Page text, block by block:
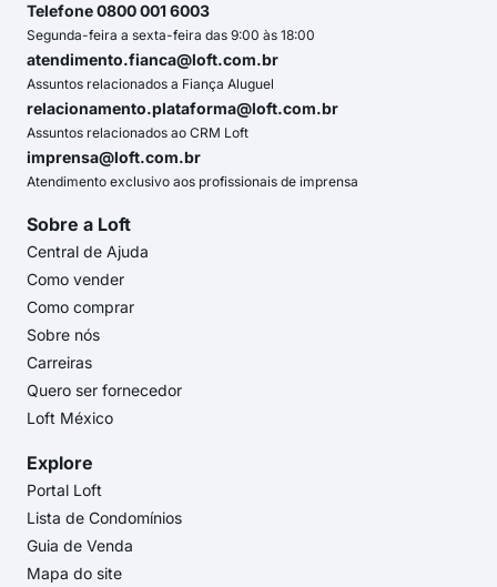
Telefone 0800 001 6003
Segunda-feira a sexta-feira das 9:00 às 18:00
atendimento.fianca@loft.com.br
Assuntos relacionados a Fiança Aluguel
relacionamento.plataforma@loft.com.br
Assuntos relacionados ao CRM Loft
imprensa@loft.com.br
Atendimento exclusivo aos profissionais de imprensa
Sobre a Loft
Central de Ajuda
Como vender
Como comprar
Sobre nós
Carreiras
Quero ser fornecedor
Loft México
Explore
Portal Loft
Lista de Condomínios
Guia de Venda
Mapa do site